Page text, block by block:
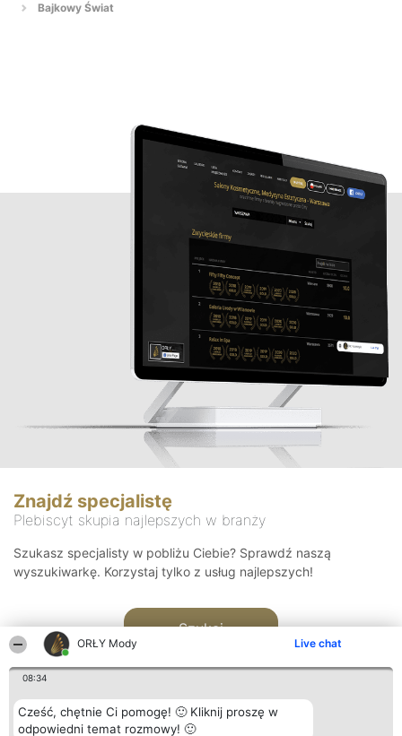
ORŁY Mody Live chat
08:34
Cześć, chętnie Ci pomogę! 🙂 Kliknij proszę w
odpowiedni temat rozmowy! 🙂
Bajkowy Świat
Znajdź specjalistę
Plebiscyt skupia najlepszych w branży
Szukasz specjalisty w pobliżu Ciebie? Sprawdź naszą
wyszukiwarkę. Korzystaj tylko z usług najlepszych!
Szukaj